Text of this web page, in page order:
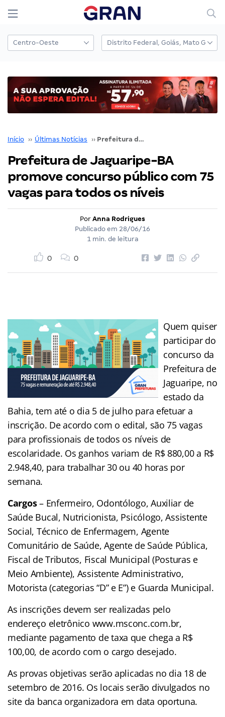
Início ›› Últimas Notícias ›› Prefeitura de Jaguaripe-BA promove concurso público com 75 vagas para todos os níveis
Prefeitura de Jaguaripe-BA
promove concurso público com 75
vagas para todos os níveis
Por Anna Rodrigues
Publicado em 28/06/16
1 min. de leitura
0 0
Quem quiser
participar do
concurso da
Prefeitura de
Jaguaripe, no
estado da
Bahia, tem até o dia 5 de julho para efetuar a
inscrição. De acordo com o edital, são 75 vagas
para profissionais de todos os níveis de
escolaridade. Os ganhos variam de R$ 880,00 a R$
2.948,40, para trabalhar 30 ou 40 horas por
semana.
Cargos– Enfermeiro, Odontólogo, Auxiliar de
Saúde Bucal, Nutricionista, Psicólogo, Assistente
Social, Técnico de Enfermagem, Agente
Comunitário de Saúde, Agente de Saúde Pública,
Fiscal de Tributos, Fiscal Municipal (Posturas e
Meio Ambiente), Assistente Administrativo,
Motorista (categorias “D” e E”) e Guarda Municipal.
As inscrições devem ser realizadas pelo
endereço eletrônico www.msconc.com.br,
mediante pagamento de taxa que chega a R$
100,00, de acordo com o cargo desejado.
As provas objetivas serão aplicadas no dia 18 de
setembro de 2016. Os locais serão divulgados no
site da banca organizadora em data oportuna.